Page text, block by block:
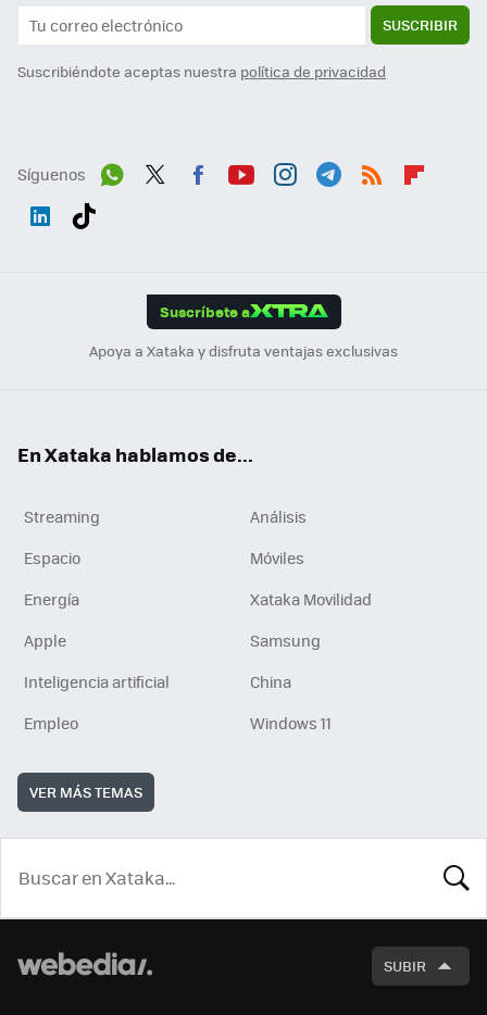
SUSCRIBIR
Suscribiéndote aceptas nuestra política de privacidad
Síguenos
Suscríbete a
Apoya a Xataka y disfruta ventajas exclusivas
En Xataka hablamos de...
Streaming
Análisis
Espacio
Móviles
Energía
Xataka Movilidad
Apple
Samsung
Inteligencia artificial
China
Empleo
Windows 11
VER MÁS TEMAS
SUBIR